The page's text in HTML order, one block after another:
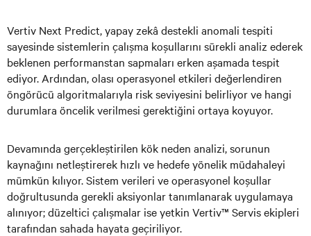
Vertiv Next Predict, yapay zekâ destekli anomali tespiti
sayesinde sistemlerin çalışma koşullarını sürekli analiz ederek
beklenen performanstan sapmaları erken aşamada tespit
ediyor. Ardından, olası operasyonel etkileri değerlendiren
öngörücü algoritmalarıyla risk seviyesini belirliyor ve hangi
durumlara öncelik verilmesi gerektiğini ortaya koyuyor.
Devamında gerçekleştirilen kök neden analizi, sorunun
kaynağını netleştirerek hızlı ve hedefe yönelik müdahaleyi
mümkün kılıyor. Sistem verileri ve operasyonel koşullar
doğrultusunda gerekli aksiyonlar tanımlanarak uygulamaya
alınıyor; düzeltici çalışmalar ise yetkin Vertiv™ Servis ekipleri
tarafından sahada hayata geçiriliyor.